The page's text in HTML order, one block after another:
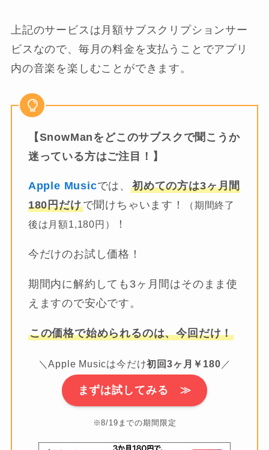
上記のサービスは月額サブスクリプションサー
ビスなので、毎月の料金を支払うことでアプリ
内の音楽を楽しむことができます。
【SnowManをどこのサブスクで聞こうか
迷っている方はご注目！】
Apple Musicでは、初めての方は3ヶ月間
180円だけで聞けちゃいます！
（期間終了
後は月額1,180円）
！
今だけのお試し価格！
期間内に解約しても3ヶ月間はそのまま使
えますので安心です。
この価格で始められるのは、今回だけ！
＼Apple Musicは今だけ初回3ヶ月￥180 ／
まずは試してみる ≫
※8/19までの期間限定